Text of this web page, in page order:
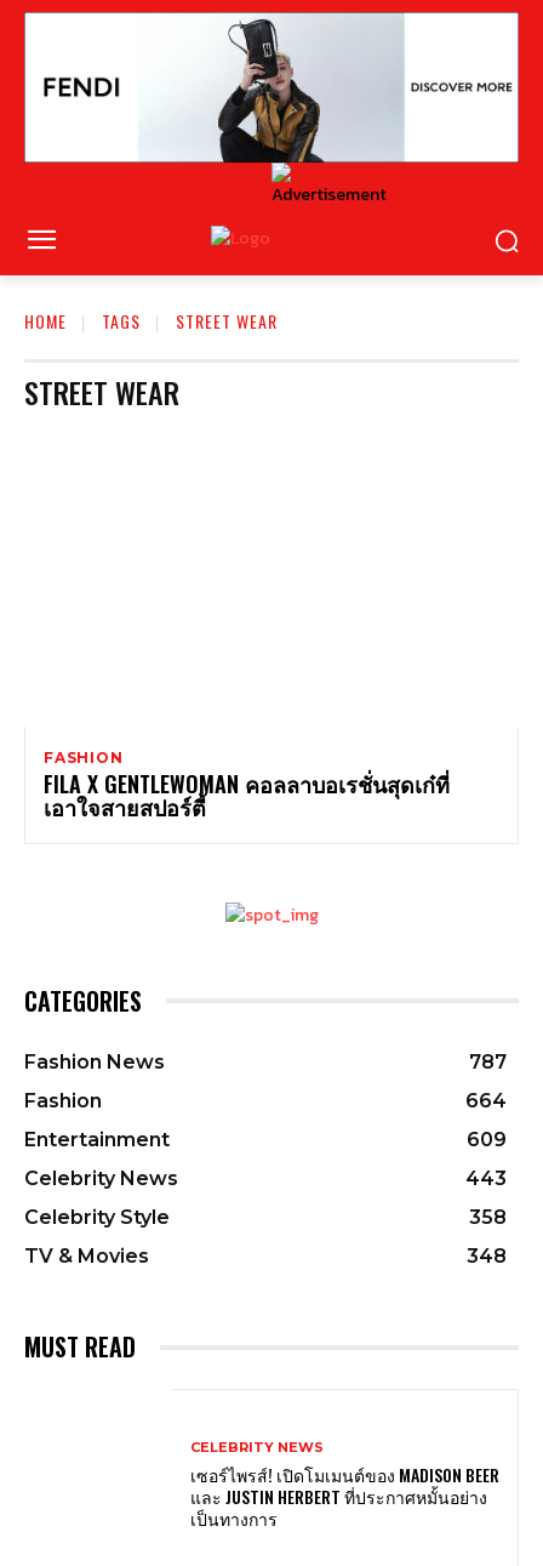
HOME TAGS STREET WEAR
STREET WEAR
FASHION
FILA X GENTLEWOMAN คอลลาบอเรชั่นสุดเก๋ที่
เอาใจสายสปอร์ตี้
CATEGORIES
Fashion News
787
Fashion
664
Entertainment
609
Celebrity News
443
Celebrity Style
358
TV & Movies
348
MUST READ
CELEBRITY NEWS
เซอร์ไพรส์! เปิดโมเมนต์ของ MADISON BEER
และ JUSTIN HERBERT ที่ประกาศหมั้นอย่าง
เป็นทางการ